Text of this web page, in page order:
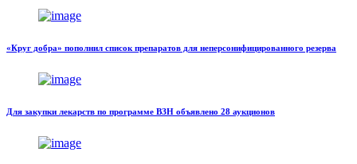
«Круг добра» пополнил список препаратов для неперсонифицированного резерва
Для закупки лекарств по программе ВЗН объявлено 28 аукционов